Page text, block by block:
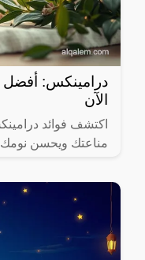
الآن
اكتشف فوائد
مناعتك ويحسن